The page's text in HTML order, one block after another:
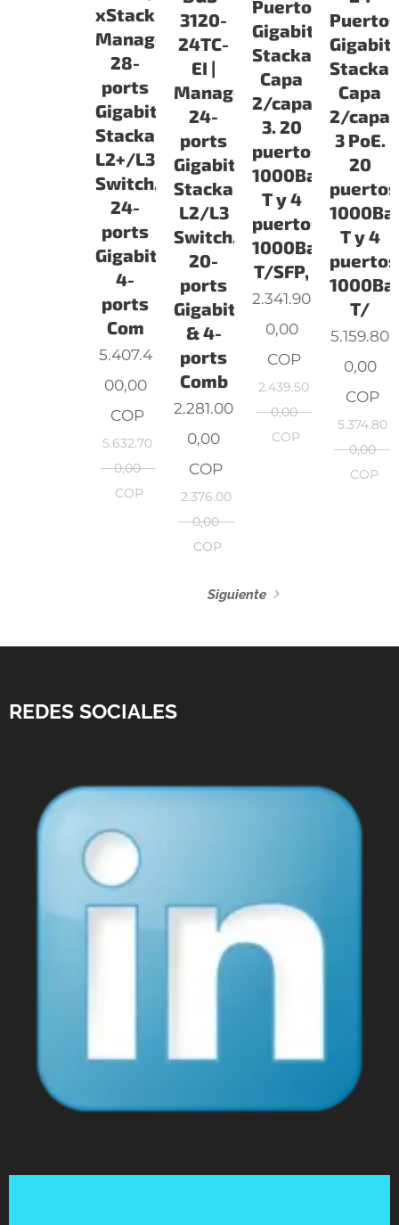
xStack
Managed
28-
ports
Gigabit
Stackable
L2+/L3
Switch,
24-
ports
Gigabit,
4-
ports
Com
5.407.4
00,00
COP
5.632.70
0,00
COP
3120-
24TC-
EI |
Managed
24-
ports
Gigabit
Stackable
L2/L3
Switch,
20-
ports
Gigabit
& 4-
ports
Comb
2.281.00
0,00
COP
2.376.00
0,00
COP
Puertos
Gigabit
Stackable
Capa
2/capa
3. 20
puertos
1000Base-
T y 4
puertos
1000Base-
T/SFP,
2.341.90
0,00
COP
2.439.50
0,00
COP
Puertos
Gigabit
Capa
2/capa
3 PoE.
20
puertos
T y 4
puertos
T/
5.159.80
0,00
COP
5.374.80
0,00
COP
Siguiente
REDES SOCIALES